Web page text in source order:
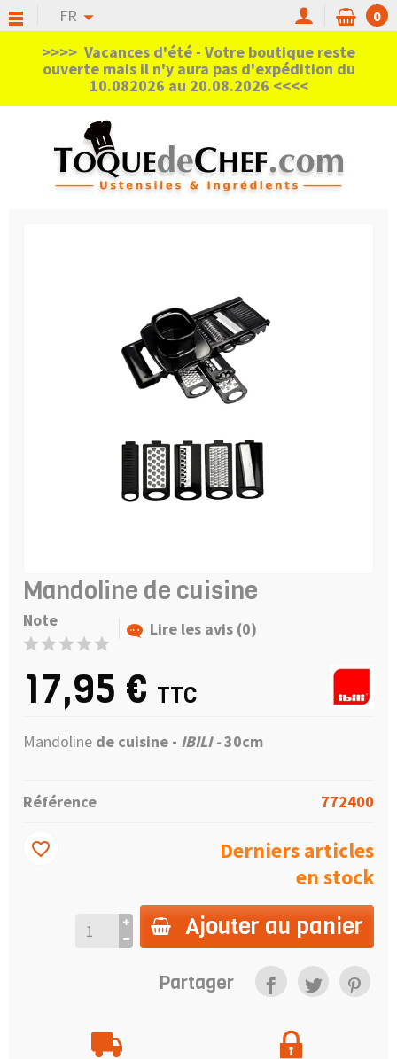
>>>> Vacances d'été - Votre boutique reste
ouverte mais il n'y aura pas d'expédition du
10.082026 au 20.08.2026 <<<<
FR 0
Mandoline de cuisine
Note Lire les avis (0)
17,95 € TTC
Mandoline de cuisine - IBILI -30cm
Référence 772400
Derniers articles
en stock
Ajouter au panier
favorite_border
Partager